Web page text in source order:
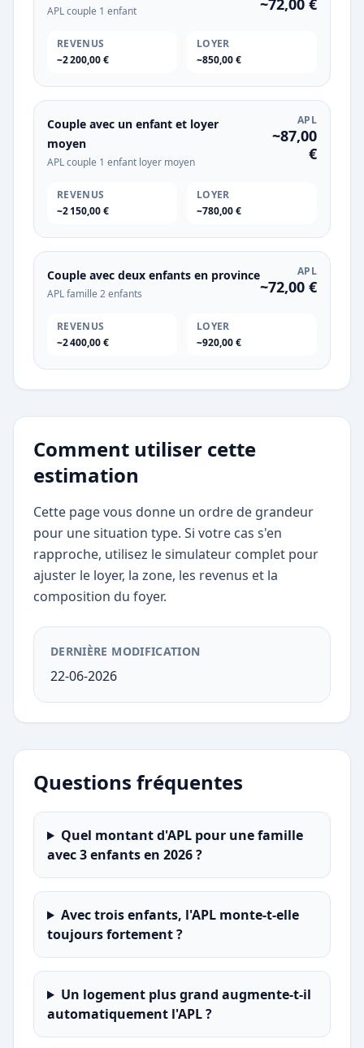
APL couple 1 enfant ~72,00 €
REVENUS
~2 200,00 €
LOYER
~850,00 €
Couple avec un enfant et loyer
moyen
APL couple 1 enfant loyer moyen
APL
~87,00
€
REVENUS
~2 150,00 €
LOYER
~780,00 €
Couple avec deux enfants en province
APL famille 2 enfants
APL
~72,00 €
REVENUS
~2 400,00 €
LOYER
~920,00 €
Comment utiliser cette
estimation
Cette page vous donne un ordre de grandeur
pour une situation type. Si votre cas s'en
rapproche, utilisez le simulateur complet pour
ajuster le loyer, la zone, les revenus et la
composition du foyer.
DERNIÈRE MODIFICATION
22-06-2026
Questions fréquentes
Quel montant d'APL pour une famille
avec 3 enfants en 2026 ?
Avec trois enfants, l'APL monte-t-elle
toujours fortement ?
Un logement plus grand augmente-t-il
automatiquement l'APL ?